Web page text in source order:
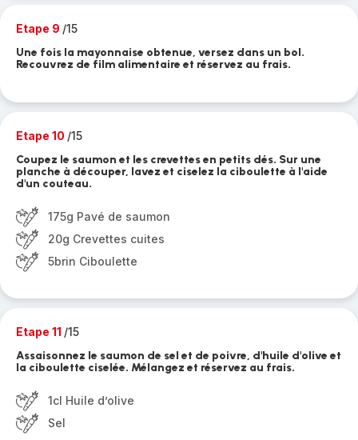
Etape 9 /15
Une fois la mayonnaise obtenue, versez dans un bol.
Recouvrez de film alimentaire et réservez au frais.
Etape 10 /15
Coupez le saumon et les crevettes en petits dés. Sur une
planche à découper, lavez et ciselez la ciboulette à l'aide
d'un couteau.
175g Pavé de saumon
20g Crevettes cuites
5brin Ciboulette
Etape 11 /15
Assaisonnez le saumon de sel et de poivre, d'huile d'olive et
la ciboulette ciselée. Mélangez et réservez au frais.
1cl Huile d’olive
Sel